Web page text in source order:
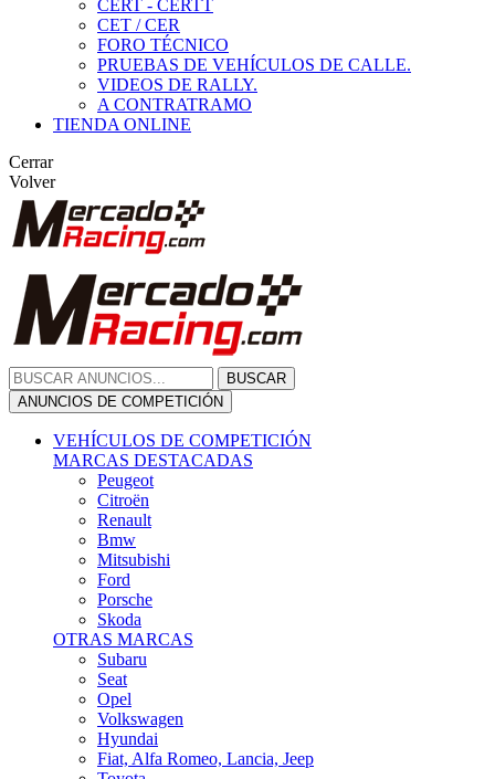
CERT - CERTT
CET / CER
FORO TÉCNICO
PRUEBAS DE VEHÍCULOS DE CALLE.
VIDEOS DE RALLY.
A CONTRATRAMO
TIENDA ONLINE
Cerrar
Volver
BUSCAR
ANUNCIOS DE COMPETICIÓN
VEHÍCULOS DE COMPETICIÓN
MARCAS DESTACADAS
Peugeot
Citroën
Renault
Bmw
Mitsubishi
Ford
Porsche
Skoda
OTRAS MARCAS
Subaru
Seat
Opel
Volkswagen
Hyundai
Fiat, Alfa Romeo, Lancia, Jeep